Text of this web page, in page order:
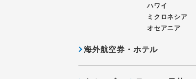
ハワイ
ミクロネシア
オセアニア
海外航空券・ホテル